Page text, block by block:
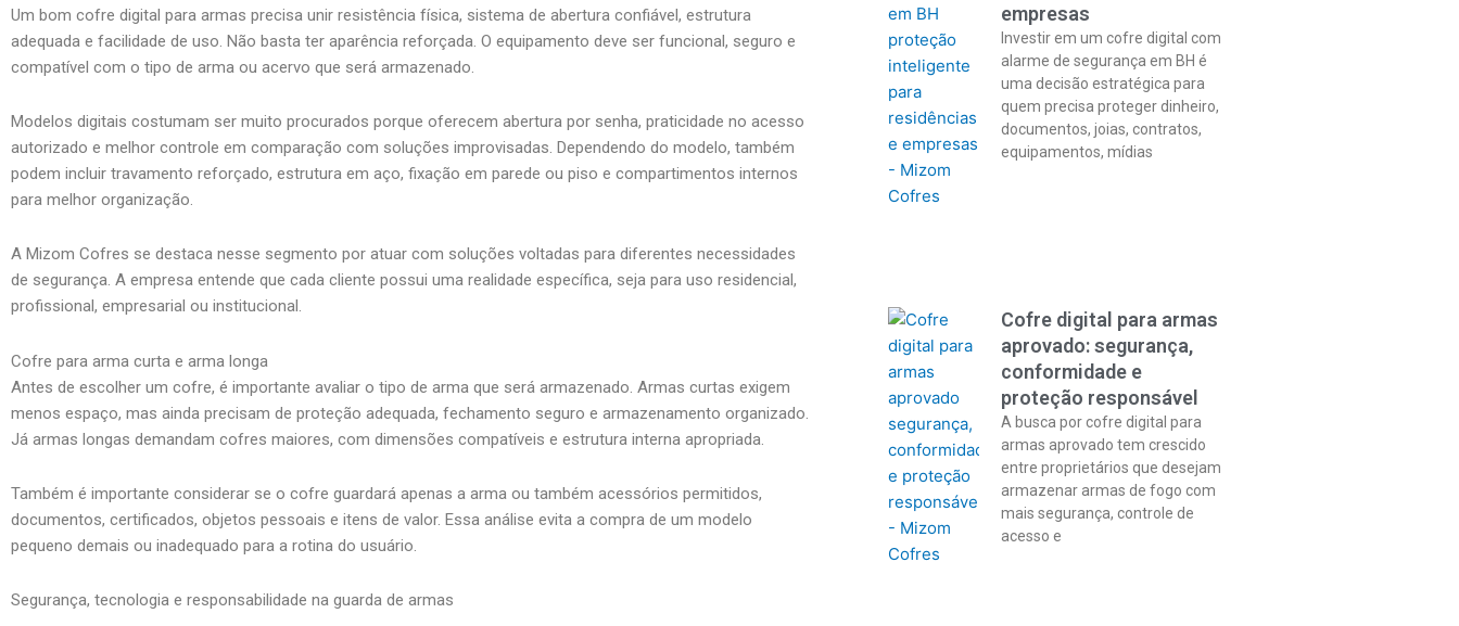
Um bom cofre digital para armas precisa unir resistência física, sistema de abertura confiável, estrutura
adequada e facilidade de uso. Não basta ter aparência reforçada. O equipamento deve ser funcional, seguro e
compatível com o tipo de arma ou acervo que será armazenado.
Modelos digitais costumam ser muito procurados porque oferecem abertura por senha, praticidade no acesso
autorizado e melhor controle em comparação com soluções improvisadas. Dependendo do modelo, também
podem incluir travamento reforçado, estrutura em aço, fixação em parede ou piso e compartimentos internos
para melhor organização.
A Mizom Cofres se destaca nesse segmento por atuar com soluções voltadas para diferentes necessidades
de segurança. A empresa entende que cada cliente possui uma realidade específica, seja para uso residencial,
profissional, empresarial ou institucional.
Cofre para arma curta e arma longa
Antes de escolher um cofre, é importante avaliar o tipo de arma que será armazenado. Armas curtas exigem
menos espaço, mas ainda precisam de proteção adequada, fechamento seguro e armazenamento organizado.
Já armas longas demandam cofres maiores, com dimensões compatíveis e estrutura interna apropriada.
Também é importante considerar se o cofre guardará apenas a arma ou também acessórios permitidos,
documentos, certificados, objetos pessoais e itens de valor. Essa análise evita a compra de um modelo
pequeno demais ou inadequado para a rotina do usuário.
Segurança, tecnologia e responsabilidade na guarda de armas
empresas
Investir em um cofre digital com
alarme de segurança em BH é
uma decisão estratégica para
quem precisa proteger dinheiro,
documentos, joias, contratos,
equipamentos, mídias
Cofre digital para armas
aprovado: segurança,
conformidade e
proteção responsável
A busca por cofre digital para
armas aprovado tem crescido
entre proprietários que desejam
armazenar armas de fogo com
mais segurança, controle de
acesso e